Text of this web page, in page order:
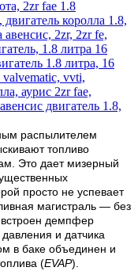
распылителем
топливо
Это дает мизерный
просто не успевает
магистраль — без
встроен демпфер
и датчика
в баке объединен и
(EVAP).